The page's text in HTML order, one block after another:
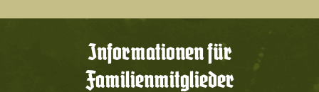
Informationen für
Familienmitglieder